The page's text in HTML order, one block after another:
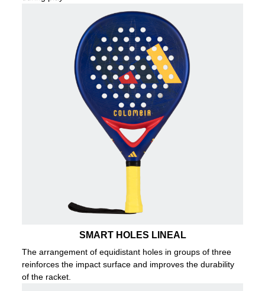
SMART HOLES LINEAL
The arrangement of equidistant holes in groups of three
reinforces the impact surface and improves the durability
of the racket.